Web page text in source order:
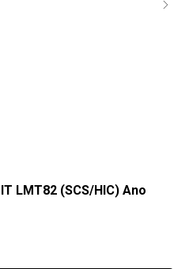
LMT82 (SCS/HIC) Ano